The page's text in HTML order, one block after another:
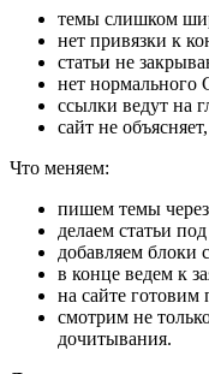
темы слишком
нет привязки к
статьи не
нет нормального
ссылки ведут на
сайт не
Что меняем:
пишем темы
делаем статьи
добавляем
в конце ведем к
на сайте
смотрим не
дочитывания.